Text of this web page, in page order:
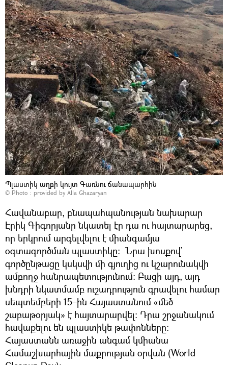
Պլաստիկ աղբի կույտ Գառնու ճանապարհին
© Photo : provided by Alla Ghazaryan
Հավանաբար, բնապահպանության նախարար
Էրիկ Գիգորյանը նկատել էր դա ու հայտարարեց,
որ երկրում արգելվելու է միանգամյա
օգտագործման պլաստիկը։ Նրա խոսքով`
գործընթացը կսկսվի մի գյուղից ու կշարունակվի
ամբողջ հանրապետությունում։ Բացի այդ, այդ
խնդրի նկատմամբ ուշադրություն գրավելու համար
սեպտեմբերի 15–ին Հայաստանում «մեծ
շաբաթօրյակ» է հայտարարվել։ Դրա շրջանակում
հավաքելու են պլաստիկե թափոնները։
Հայաստանն առաջին անգամ կմիանա
Համաշխարհային մաքրության օրվան (World